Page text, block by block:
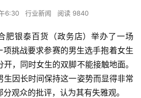
6:30 行业新闻 阅读 9840
银泰百货（政务店）举办了一场
挑战要求参赛的男生选手抱着女生
，同时女生的双脚不能接触地面。
生因长时间保持这一姿势而显得非常
观众的批评，认为其有失雅观。